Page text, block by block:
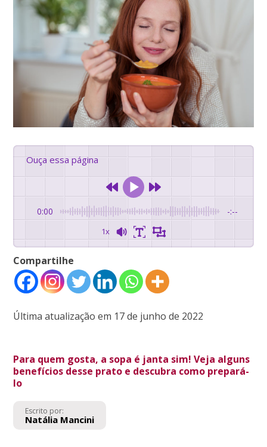
Ouça essa página
0:00 -:--
1x
Compartilhe
Última atualização em 17 de junho de 2022
Para quem gosta, a sopa é janta sim! Veja alguns
benefícios desse prato e descubra como prepará-
lo
Escrito por:
Natália Mancini